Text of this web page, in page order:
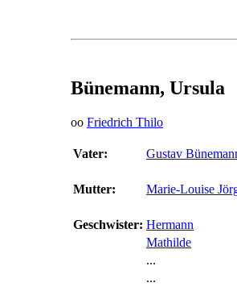
Bünemann, Ursula
oo Friedrich Thilo
Vater: Gustav
Mutter: Marie-Louise
Geschwister: Hermann
Mathilde
...
...